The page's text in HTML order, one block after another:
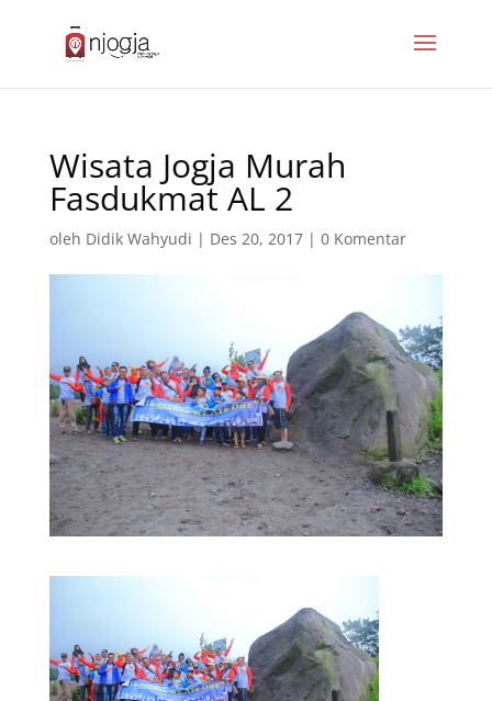
Wisata Jogja Murah
Fasdukmat AL 2
oleh Didik Wahyudi | Des 20, 2017| 0 Komentar